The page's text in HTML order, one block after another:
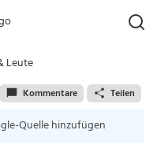
Leute
Kommentare Teilen
Quelle hinzufügen